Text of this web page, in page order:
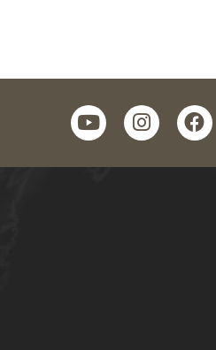
facebook
instagram
youtube